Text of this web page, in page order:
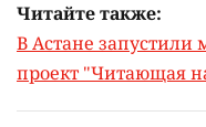
Читайте также:
В Астане
проект "Читающая